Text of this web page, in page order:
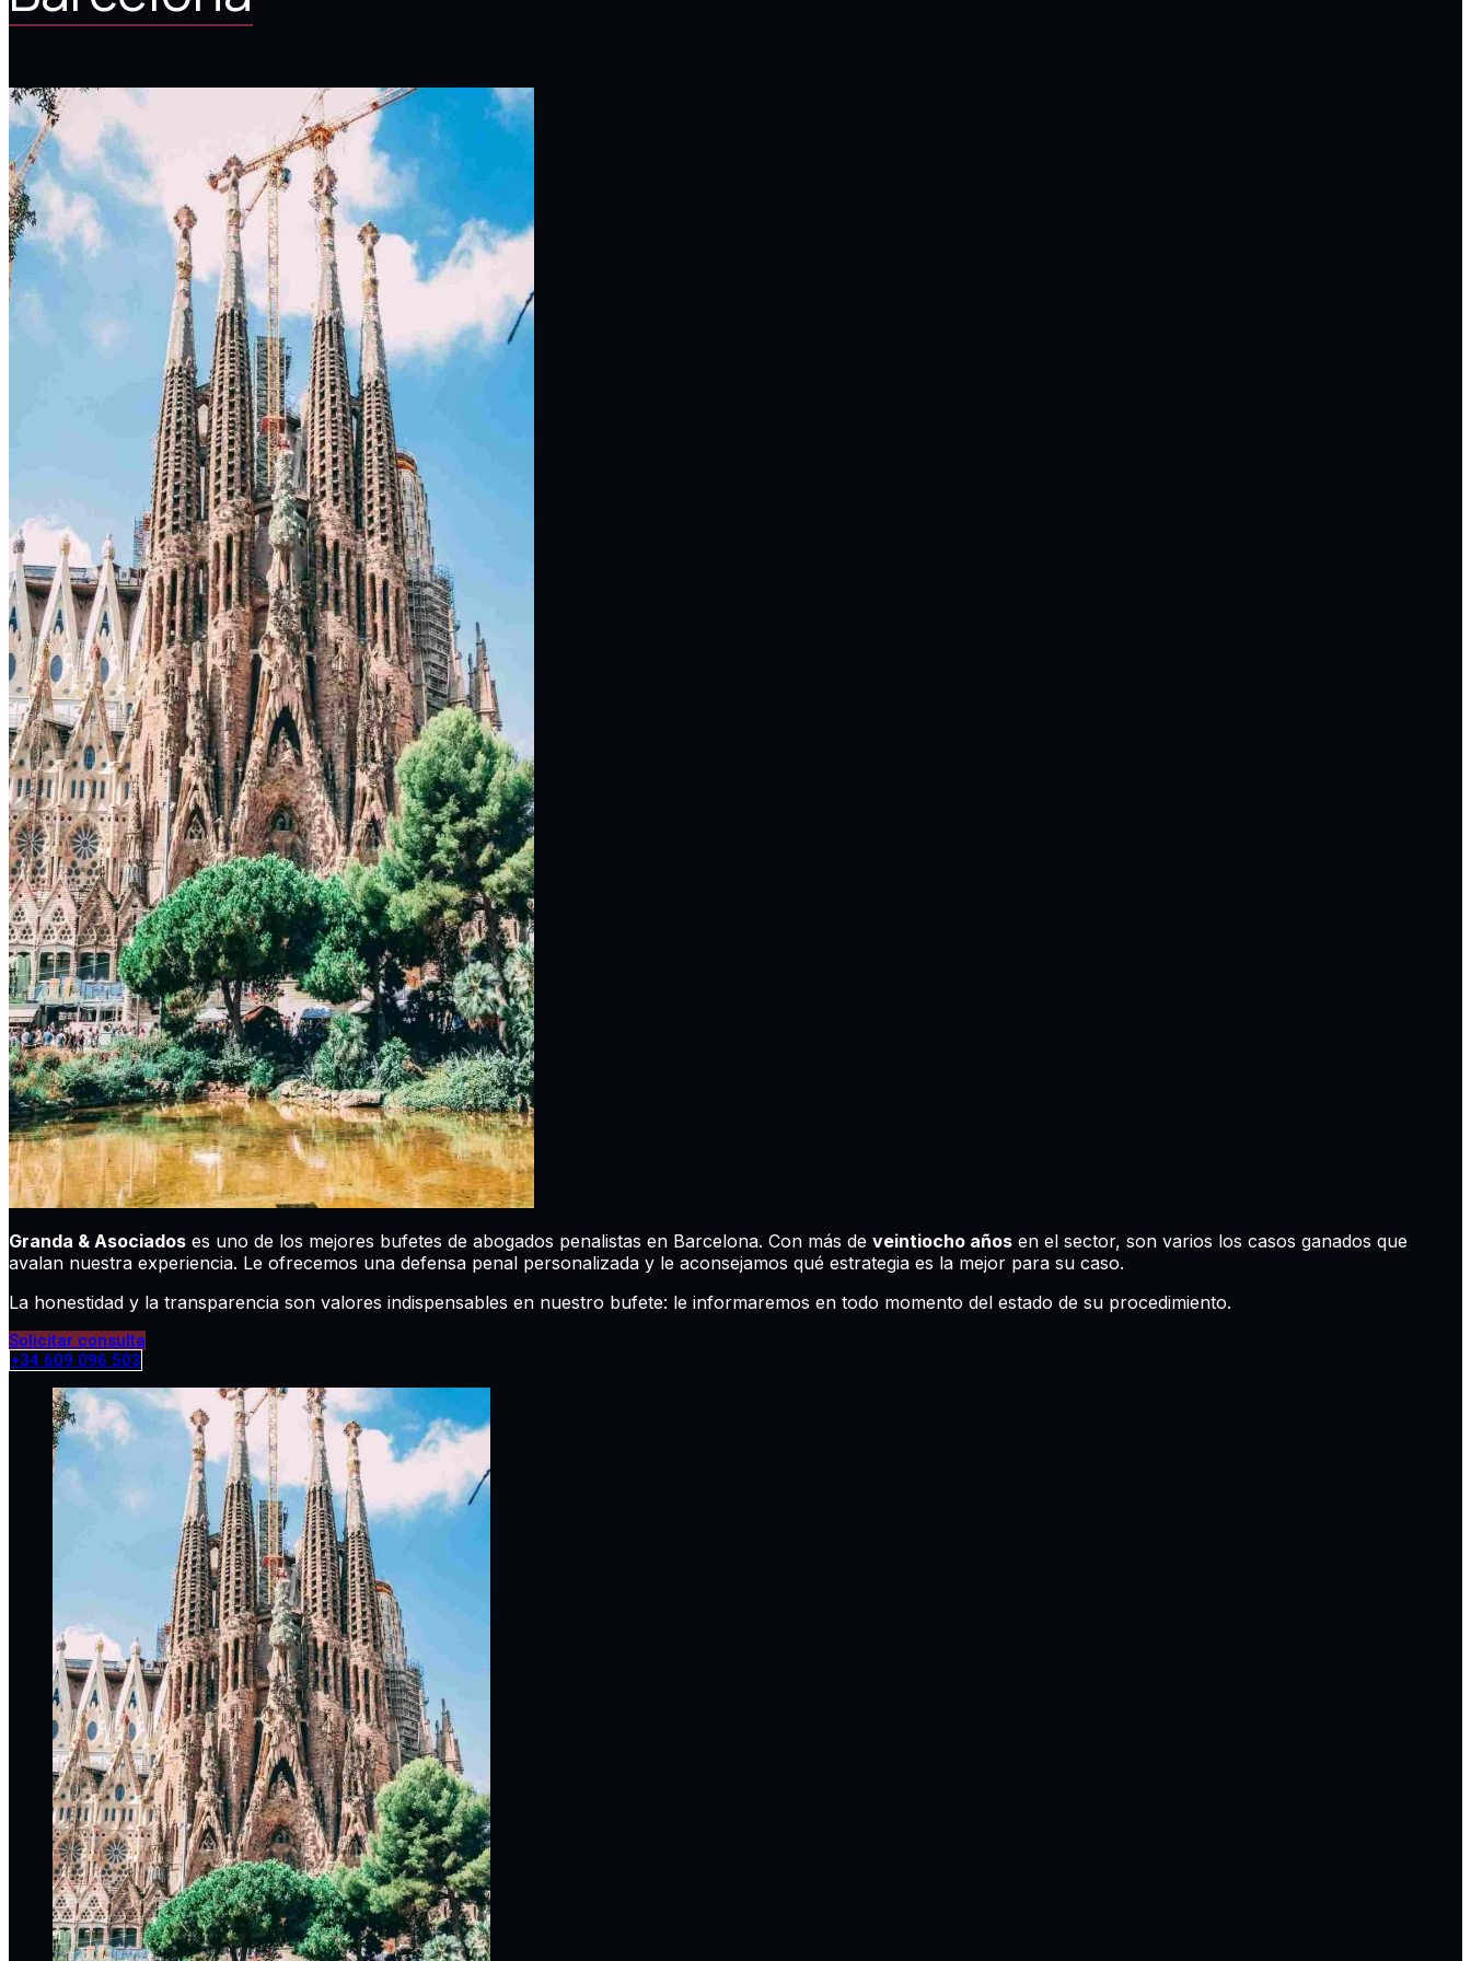
Granda & Asociados es uno de los mejores bufetes de abogados penalistas en Barcelona. Con más de veintiocho años en el sector, son varios los casos ganados que
avalan nuestra experiencia. Le ofrecemos una defensa penal personalizada y le aconsejamos qué estrategia es la mejor para su caso.
La honestidad y la transparencia son valores indispensables en nuestro bufete: le informaremos en todo momento del estado de su procedimiento.
Solicitar consulta
+34 609 096 503